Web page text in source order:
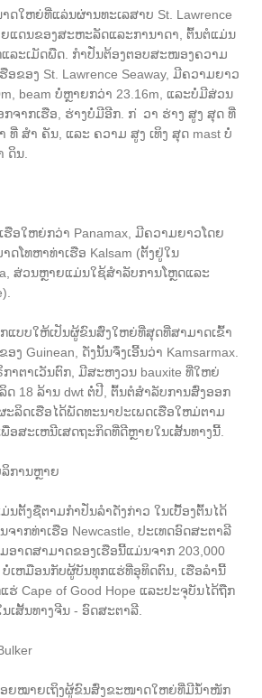
ໃຫຍ່​ທີ່​ແລ່ນ​ຜ່ານ​ທະເລສາບ St. Lawrence
ແດນ​ຂອງ​ສະຫະລັດ​ແລະ​ກາ​ນາ​ດາ, ຕົ້ນຕໍ​ແມ່ນ​
ລະ​ເມັດ​ພືດ. ກຳ​ປັ່ນ​ຕ້ອງ​ຕອບ​ສະ​ໜອງ​ຄວາມ​
ອ​ຂອງ St. Lawrence Seaway, ມີ​ຄວາມ​ຍາວ​
beam ບໍ່​ຫຼາຍ​ກວ່າ 23.16m, ແລະ​ບໍ່​ມີ​ສ່ວນ​
ຈາກ​ເຮືອ, ຮ່າງ​ບໍ່​ມີ​ອີກ. ກ ່ ວາ ຮ່າງ ສູງ ສຸດ ທີ່
ທີ່ ສໍາ ຄັນ, ແລະ ຄວາມ ສູງ ເທິງ ສຸດ mast ບໍ່
ດິນ.
ເຮືອໃຫຍ່ກວ່າ Panamax, ມີຄວາມຍາວໂດຍ
ດໂທຫາທ່າເຮືອ Kalsam (ຕັ້ງຢູ່ໃນ
ສ່ວນຫຼາຍແມ່ນໃຊ້ສໍາລັບການໂຫຼດແລະ
ກແບບໃຫ້ເປັນຜູ້ຂົນສົ່ງໃຫຍ່ທີ່ສຸດທີ່ສາມາດເຂົ້າ
ອງ Guinean, ດັ່ງນັ້ນຈຶ່ງເອີ້ນວ່າ Kamsarmax.
ກາຕາເວັນຕົກ, ມີສະຫງວນ bauxite ທີ່ໃຫຍ່
ດ 18 ລ້ານ dwt ຕໍ່ປີ, ຕົ້ນຕໍສໍາລັບການສົ່ງອອກ
ະລິດເຮືອໄດ້ພັດທະນາປະເພດເຮືອໃຫມ່ຕາມ
ອສະເຫນີເສດຖະກິດທີ່ດີຫຼາຍໃນເສັ້ນທາງນີ້.
ລິການຫຼາຍ
ມ່ນຕັ້ງຊື່ຕາມກຳປັ່ນລຳດັ່ງກ່າວ ໃນເບື້ອງຕົ້ນໄດ້
າກທ່າເຮືອ Newcastle, ປະເທດອົດສະຕາລີ
ອາດສາມາດຂອງເຮືອນີ້ແມ່ນຈາກ 203,000
ບໍ່ເຫມືອນກັບຜູ້ບັນທຸກແຮ່ທີ່ອຸທິດຕົນ, ເຮືອລໍານີ້
Cape of Good Hope ແລະປະຈຸບັນໄດ້ຖືກ
ເສັ້ນທາງຈີນ - ອົດສະຕາລີ.
ຍໝາຍເຖິງຜູ້ຂົນສົ່ງຂະໜາດໃຫຍ່ທີ່ມີນໍ້າໜັກ